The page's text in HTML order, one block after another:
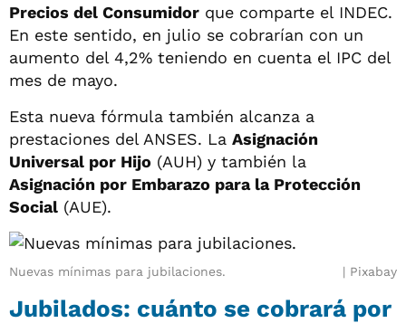
Precios del Consumidor que comparte el INDEC.
En este sentido, en julio se cobrarían con un
aumento del 4,2% teniendo en cuenta el IPC del
mes de mayo.
Esta nueva fórmula también alcanza a
prestaciones del ANSES. La Asignación
Universal por Hijo (AUH) y también la
Asignación por Embarazo para la Protección
Social (AUE).
Nuevas mínimas para jubilaciones. Pixabay
Jubilados: cuánto se cobrará por